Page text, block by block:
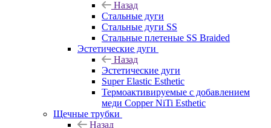
Назад
Стальные дуги
Стальные дуги SS
Стальные плетеные SS Braided
Эстетические дуги
Назад
Эстетические дуги
Super Elastic Esthetic
Термоактивируемые с добавлением
меди Copper NiTi Esthetic
Щечные трубки
Назад